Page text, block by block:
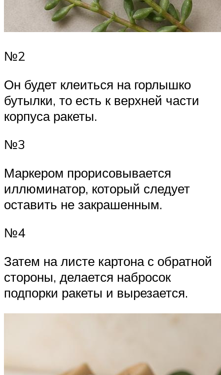
№2
Он будет клеиться на горлышко
бутылки, то есть к верхней части
корпуса ракеты.
№3
Маркером прорисовывается
иллюминатор, который следует
оставить не закрашенным.
№4
Затем на листе картона с обратной
стороны, делается набросок
подпорки ракеты и вырезается.